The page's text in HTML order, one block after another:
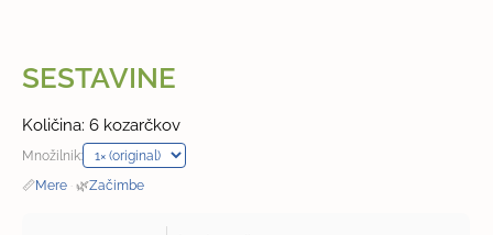
SESTAVINE
Količina: 6 kozarčkov
Množilnik:
📏Mere · 🌿Začimbe